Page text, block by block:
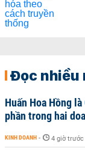
Đọc nhiều
Huấn Hoa Hồng
phần trong hai
KINH DOANH - 4 giờ trước